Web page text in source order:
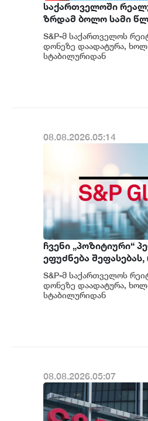
საქართველოში
ზრდამ ბოლო სამი
განმავლობაში
შეადგინა, რაც
ერთი ყველაზე მაღალი
S&P-მ საქართველოს
დონეზე დაადატურა,
სტაბილურიდან
08.08.2026.05:14
ჩვენი „პოზიტიური“
ეფუძნება
საქართველოს
ფუნდამენტური
მდგრადი
S&P-მ საქართველოს
დონეზე დაადატურა,
სტაბილურიდან
08.08.2026.05:07